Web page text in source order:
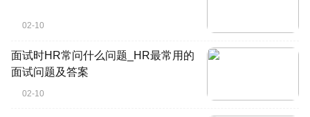
02-10
面试时HR常问什么问题_HR最常用的
面试问题及答案
02-10